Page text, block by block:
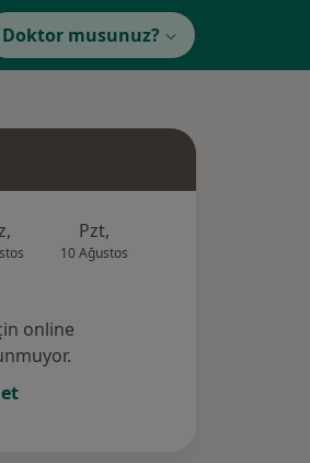
Doktor musunuz?
Pzt,
10 Ağustos
online